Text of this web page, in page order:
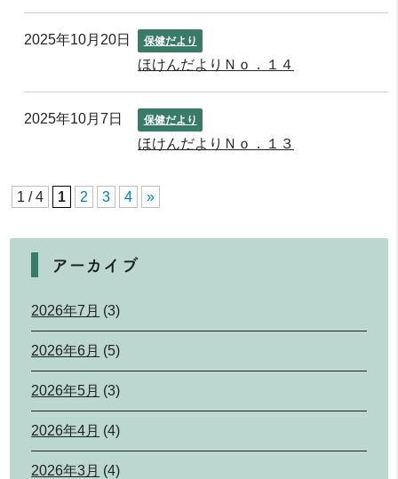
2025年10月20日 保健だより
ほけんだよりＮｏ．１４
2025年10月7日 保健だより
ほけんだよりＮｏ．１３
1 / 4 1 2 3 4 »
アーカイブ
2026年7月 (3)
2026年6月 (5)
2026年5月 (3)
2026年4月 (4)
2026年3月 (4)